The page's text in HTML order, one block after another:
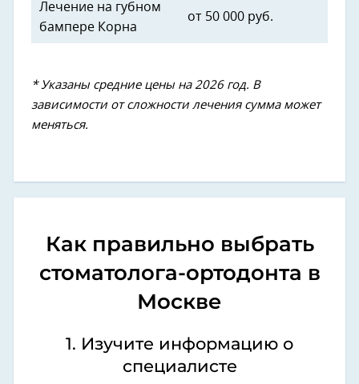
Лечение на губном
бампере Корна
от 50 000 руб.
* Указаны средние цены на 2026 год. В
зависимости от сложности лечения сумма может
меняться.
Как правильно выбрать
стоматолога-ортодонта в
Москве
1. Изучите информацию о
специалисте